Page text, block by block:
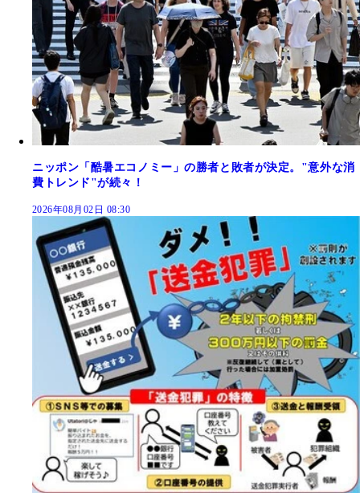
ニッポン「酷暑エコノミー」の勝者と敗者が決定。"意外な消
費トレンド"が続々！
2026年08月02日 08:30